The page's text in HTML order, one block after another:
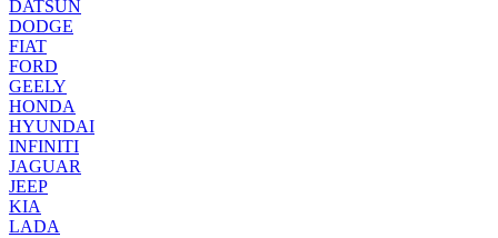
DATSUN
DODGE
FIAT
FORD
GEELY
HONDA
HYUNDAI
INFINITI
JAGUAR
JEEP
KIA
LADA